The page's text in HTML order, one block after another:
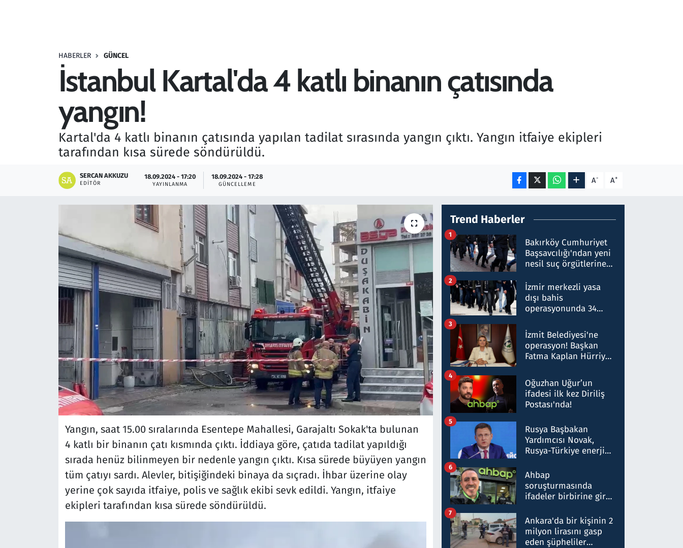
HABERLER GÜNCEL
İstanbul Kartal'da 4 katlı binanın çatısında
yangın!
Kartal'da 4 katlı binanın çatısında yapılan tadilat sırasında yangın çıktı. Yangın itfaiye ekipleri
tarafından kısa sürede söndürüldü.
SERCAN AKKUZU
EDITÖR
18.09.2024 - 17:20
YAYINLANMA
18.09.2024 - 17:28
GÜNCELLEME A- A+
Yangın, saat 15.00 sıralarında Esentepe Mahallesi, Garajaltı Sokak'ta bulunan
4 katlı bir binanın çatı kısmında çıktı. İddiaya göre, çatıda tadilat yapıldığı
sırada henüz bilinmeyen bir nedenle yangın çıktı. Kısa sürede büyüyen yangın
tüm çatıyı sardı. Alevler, bitişiğindeki binaya da sıçradı. İhbar üzerine olay
yerine çok sayıda itfaiye, polis ve sağlık ekibi sevk edildi. Yangın, itfaiye
ekipleri tarafından kısa sürede söndürüldü.
Trend Haberler
Bakırköy Cumhuriyet
Başsavcılığı'ndan yeni
nesil suç örgütlerine
hakkında gözaltı kararı
1
İzmir merkezli yasa
dışı bahis
operasyonunda 34
Milyar liralık para
trafiği tespit edildi
2
İzmit Belediyesi'ne
operasyon! Başkan
Fatma Kaplan Hürriyet
3
Oğuzhan Uğur’un
ifadesi ilk kez Diriliş
Postası'nda!
4
Rusya Başbakan
Yardımcısı Novak,
Rusya-Türkiye enerji
nitelikte olduğunu
belirtti
5
Ahbap
soruşturmasında
ifadeler birbirine girdi:
ifadelerinden ortaya
çıkan tablo şok etti
6
Ankara'da bir kişinin 2
milyon lirasını gasp
eden şüpheliler
7
Seçim 2023
Teknoloji ve Bilim
Televizyon